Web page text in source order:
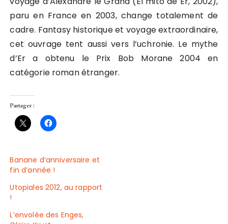
paru en France en 2003, change totalement de
cadre. Fantasy historique et voyage extraordinaire,
cet ouvrage tent aussi vers l’uchronie. Le mythe
d’Er a obtenu le Prix Bob Morane 2004 en
catégorie roman étranger.
Partager :
Banane d’anniversaire et
fin d’année !
Utopiales 2012, au rapport
!
L’envolée des Enges,